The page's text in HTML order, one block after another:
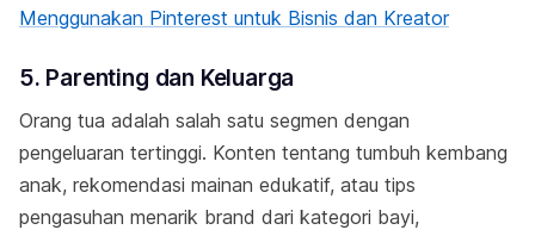
Menggunakan Pinterest untuk Bisnis dan Kreator
5. Parenting dan Keluarga
Orang tua adalah salah satu segmen dengan
pengeluaran tertinggi. Konten tentang tumbuh kembang
anak, rekomendasi mainan edukatif, atau tips
pengasuhan menarik brand dari kategori bayi,